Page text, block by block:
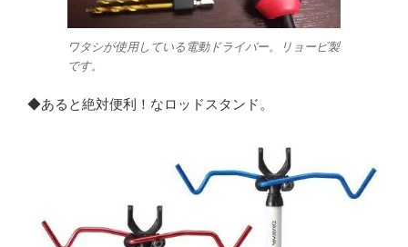
ワタシが使用している電動ドライバー。リョービ製
です。
◆あると絶対便利！なロッドスタンド。